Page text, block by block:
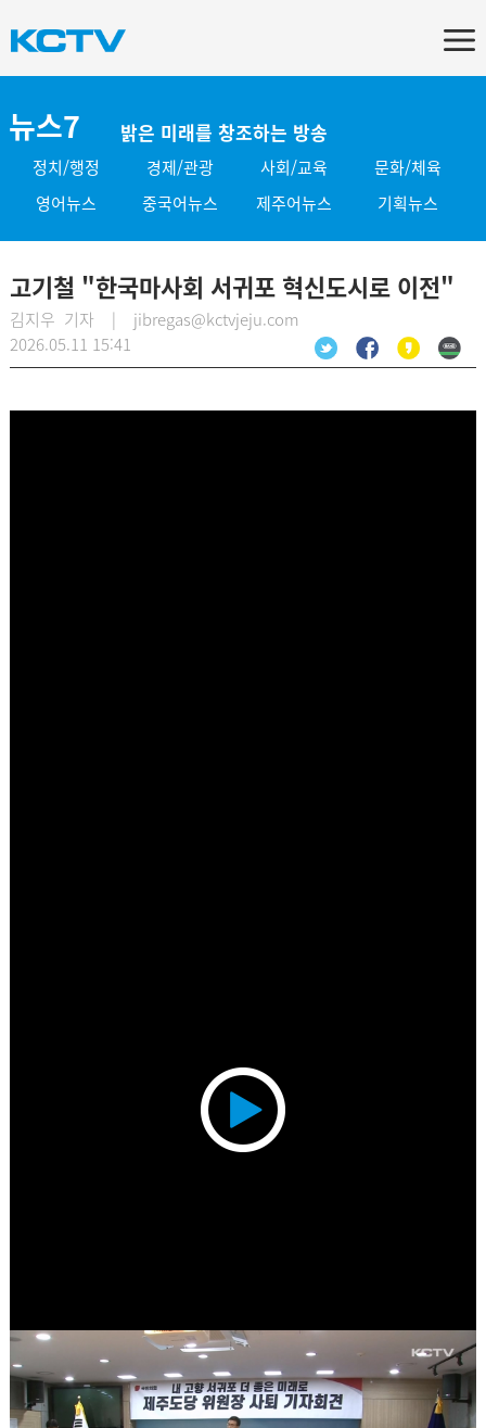
뉴스7 밝은 미래를 창조하는 방송
정치/행정 경제/관광 사회/교육
문화/체육
영어뉴스
중국어뉴스 제주어뉴스 기획뉴스
고기철 "한국마사회 서귀포 혁신도시로 이전"
김지우 기자 | jibregas@kctvjeju.com
2026.05.11 15:41
Play